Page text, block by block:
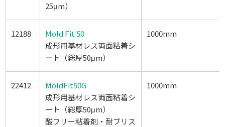
25μm）
12188
Mold Fit 50
成形用基材レス両面粘着シ
ート（総厚50μm）
1000mm
22412
MoldFit50G
成形用基材レス両面粘着シ
ート（総厚50μm）
酸フリー粘着剤・耐ブリス
1000mm